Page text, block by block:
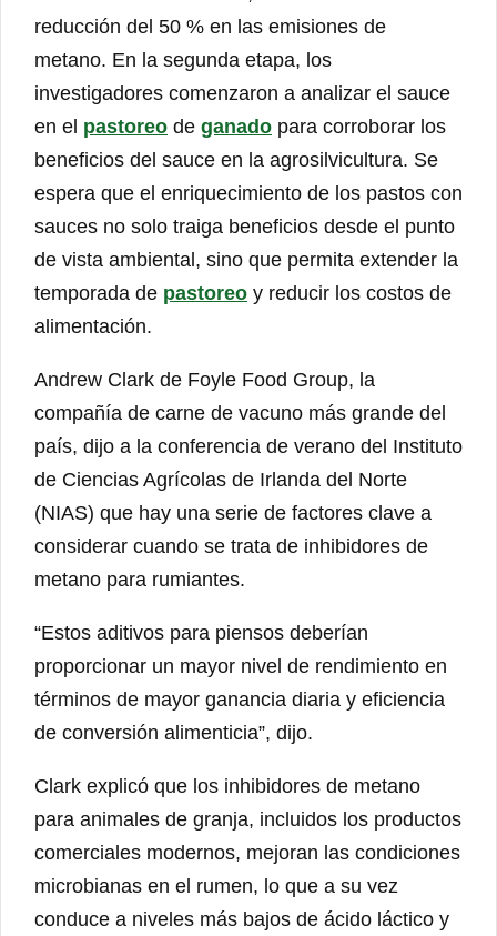
reducción del 50 % en las emisiones de
metano. En la segunda etapa, los
investigadores comenzaron a analizar el sauce
en el pastoreo de ganado para corroborar los
beneficios del sauce en la agrosilvicultura. Se
espera que el enriquecimiento de los pastos con
sauces no solo traiga beneficios desde el punto
de vista ambiental, sino que permita extender la
temporada de pastoreo y reducir los costos de
alimentación.
Andrew Clark de Foyle Food Group, la
compañía de carne de vacuno más grande del
país, dijo a la conferencia de verano del Instituto
de Ciencias Agrícolas de Irlanda del Norte
(NIAS) que hay una serie de factores clave a
considerar cuando se trata de inhibidores de
metano para rumiantes.
“Estos aditivos para piensos deberían
proporcionar un mayor nivel de rendimiento en
términos de mayor ganancia diaria y eficiencia
de conversión alimenticia”, dijo.
Clark explicó que los inhibidores de metano
para animales de granja, incluidos los productos
comerciales modernos, mejoran las condiciones
microbianas en el rumen, lo que a su vez
conduce a niveles más bajos de ácido láctico y